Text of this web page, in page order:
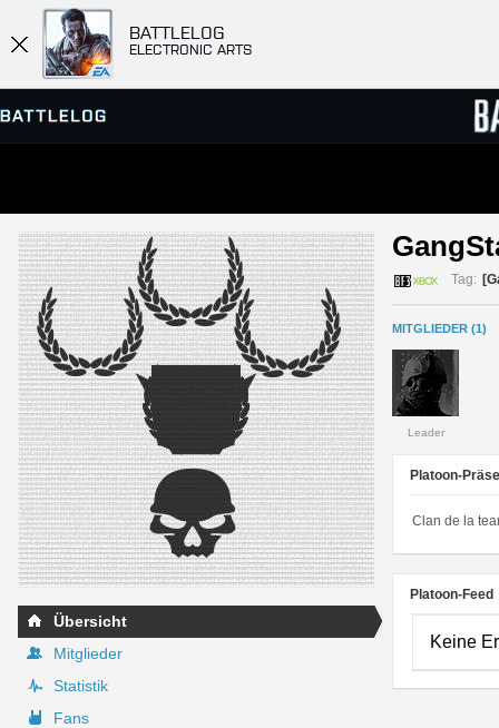
BATTLELOG
ELECTRONIC ARTS
SERVER-BROWSER
MATCHES
Übersicht
Mitglieder
Statistik
Fans
Tag:
MITGLIEDER (1)
Leader
Platoon-
Clan de la
Platoon-Feed
Keine